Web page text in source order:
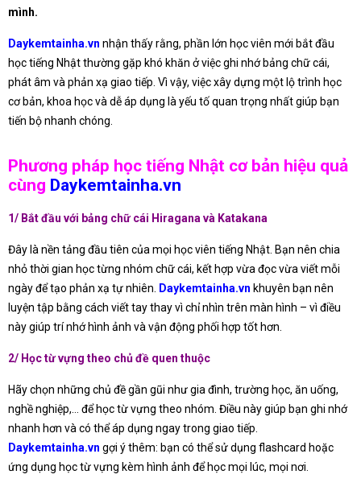
mình.
Daykemtainha.vn nhận thấy rằng, phần lớn học viên mới bắt đầu
học tiếng Nhật thường gặp khó khăn ở việc ghi nhớ bảng chữ cái,
phát âm và phản xạ giao tiếp. Vì vậy, việc xây dựng một lộ trình học
cơ bản, khoa học và dễ áp dụng là yếu tố quan trọng nhất giúp bạn
tiến bộ nhanh chóng.
Phương pháp học tiếng Nhật cơ bản hiệu quả
cùng Daykemtainha.vn
1/ Bắt đầu với bảng chữ cái Hiragana và Katakana
Đây là nền tảng đầu tiên của mọi học viên tiếng Nhật. Bạn nên chia
nhỏ thời gian học từng nhóm chữ cái, kết hợp vừa đọc vừa viết mỗi
ngày để tạo phản xạ tự nhiên. Daykemtainha.vn khuyên bạn nên
luyện tập bằng cách viết tay thay vì chỉ nhìn trên màn hình – vì điều
này giúp trí nhớ hình ảnh và vận động phối hợp tốt hơn.
2/ Học từ vựng theo chủ đề quen thuộc
Hãy chọn những chủ đề gần gũi như gia đình, trường học, ăn uống,
nghề nghiệp,… để học từ vựng theo nhóm. Điều này giúp bạn ghi nhớ
nhanh hơn và có thể áp dụng ngay trong giao tiếp.
Daykemtainha.vn gợi ý thêm: bạn có thể sử dụng flashcard hoặc
ứng dụng học từ vựng kèm hình ảnh để học mọi lúc, mọi nơi.